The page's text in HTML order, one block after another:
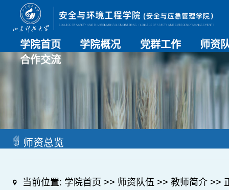
学院首页 学院概况 党群工作 师资
师资总
导师名
教师简
合作交流
师资总览
当前位置: 学院首页 >> 师资队伍 >> 教师简介>>